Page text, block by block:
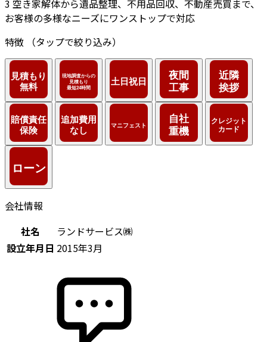
3 空き家解体から遺品整理、不用品回収、不動産売買まで、
お客様の多様なニーズにワンストップで対応
特徴
（タップで絞り込み）
会社情報
社名
ランドサービス㈱
設立年月日 2015年3月